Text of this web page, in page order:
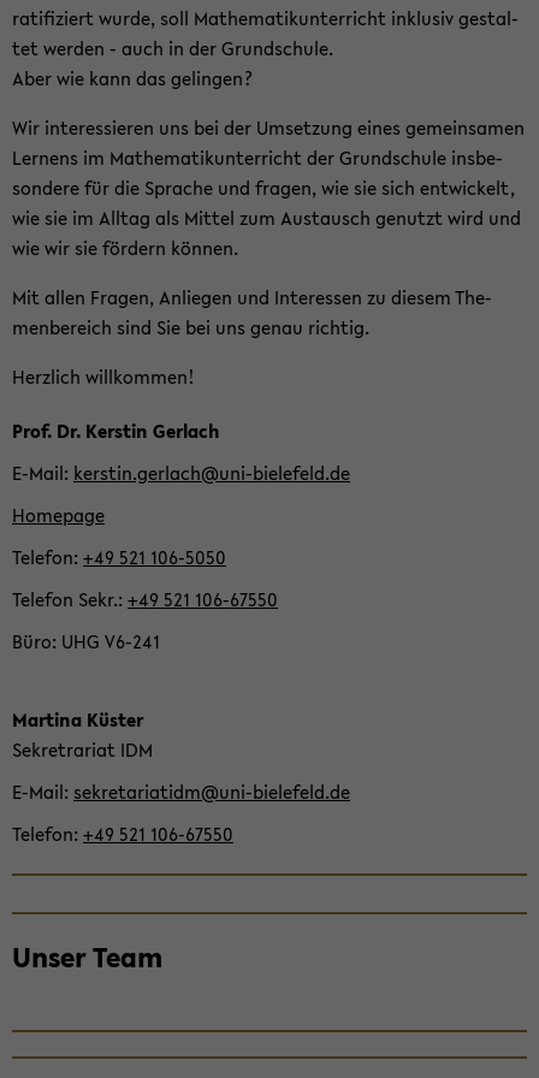
Zum
Haupt­
halt
der
ti­
on
Prof. Dr. Kers­tin Ger­lach
E-​Mail kers­tin.ger­lach@uni-​bielefeld.de
Home­page
Te­le­fon +49 521 106-​5050
Te­le­fon Sekr. +49 521 106-​67550
Büro UHG V6-​241
Mar­ti­na Küs­ter
Se­kre­tra­ri­at IDM
E-​Mail se­kre­ta­ria­tidm@uni-​bielefeld.de
Te­le­fon +49 521 106-​67550
ra­ti­fi­ziert wurde, soll Ma­the­ma­tik­un­ter­richt in­klu­siv ge­stal­
tet wer­den - auch in der Grund­schu­le.
Aber wie kann das ge­lin­gen?
Wir in­ter­es­sie­ren uns bei der Um­set­zung eines ge­mein­sa­men
Ler­nens im Ma­the­ma­tik­un­ter­richt der Grund­schu­le ins­be­
son­de­re für die Spra­che und fra­gen, wie sie sich ent­wi­ckelt,
wie sie im All­tag als Mit­tel zum Aus­tausch ge­nutzt wird und
wie wir sie för­dern kön­nen.
Mit allen Fra­gen, An­lie­gen und In­ter­es­sen zu die­sem The­
men­be­reich sind Sie bei uns genau rich­tig.
Herz­lich will­kom­men!
Unser Team